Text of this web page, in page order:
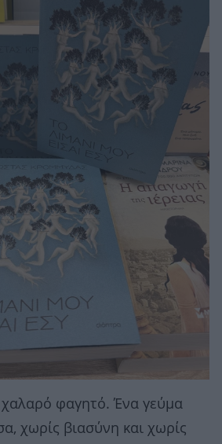
φαγητό. Ένα γεύμα
χωρίς βιασύνη και χωρίς